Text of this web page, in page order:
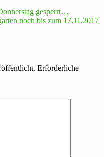
gesperrt…
noch bis zum 17.11.2017
Erforderliche